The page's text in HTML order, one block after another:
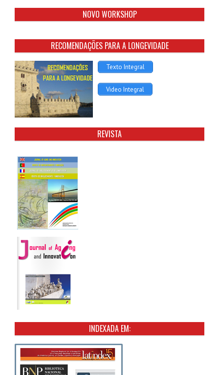
NOVO WORKSHOP
RECOMENDAÇÕES PARA A LONGEVIDADE
Texto Integral
Video Integral
REVISTA
INDEXADA EM: